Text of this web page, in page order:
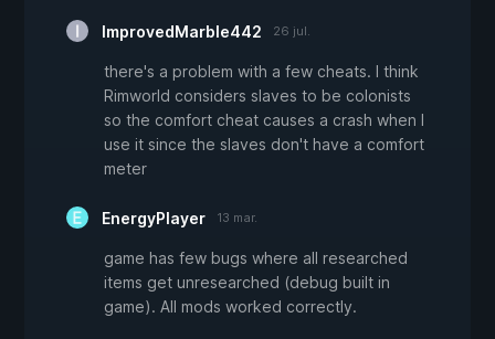
ImprovedMarble442 26 jul.
there's a problem with a few cheats. I think
Rimworld considers slaves to be colonists
so the comfort cheat causes a crash when I
use it since the slaves don't have a comfort
meter
EnergyPlayer 13 mar.
game has few bugs where all researched
items get unresearched (debug built in
game). All mods worked correctly.